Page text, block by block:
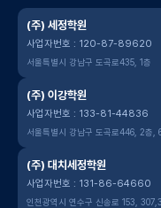
(주) 세정학원
사업자번호 : 120-87-89620
서울특별시 강남구 도곡로435, 1층
(주) 이강학원
사업자번호 : 133-81-44836
서울특별시 강남구 도곡로446, 2층,
(주) 대치세정학원
사업자번호 : 131-86-64660
인천광역시 연수구 신송로 153,